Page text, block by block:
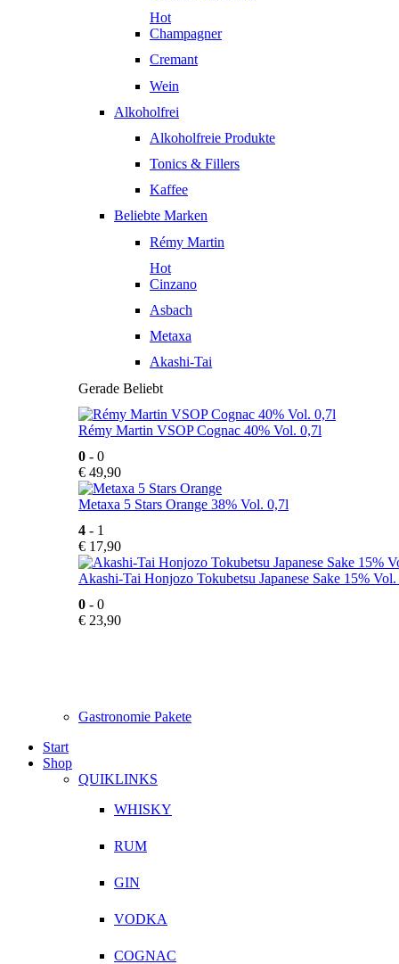
Hot
Champagner
Cremant
Wein
Alkoholfrei
Alkoholfreie Produkte
Tonics & Fillers
Kaffee
Beliebte Marken
Rémy Martin
Hot
Cinzano
Asbach
Metaxa
Akashi-Tai
Gerade Beliebt
Rémy Martin VSOP Cognac 40% Vol. 0,7l
0 - 0
€ 49,90
Metaxa 5 Stars Orange 38% Vol. 0,7l
4 - 1
€ 17,90
Akashi-Tai Honjozo Tokubetsu Japanese Sake 15%
0 - 0
€ 23,90
Gastronomie Pakete
Start
Shop
QUIKLINKS
WHISKY
RUM
GIN
VODKA
COGNAC